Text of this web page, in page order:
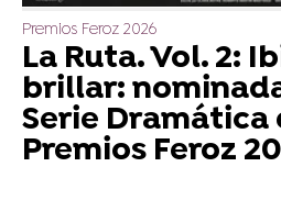
Premios Feroz 2026
La Ruta. Vol. 2:
brillar:
Serie Dramática
Premios Feroz